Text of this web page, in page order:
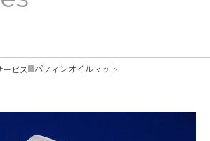
ビス パフィンオイルマット